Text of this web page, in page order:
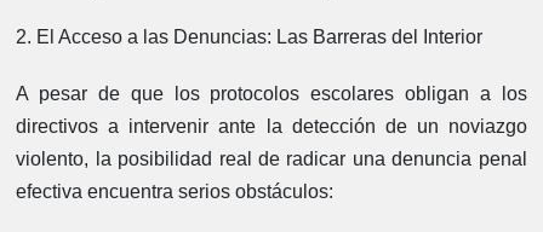
2. El Acceso a las Denuncias: Las Barreras del Interior
A pesar de que los protocolos escolares obligan a los
directivos a intervenir ante la detección de un noviazgo
violento, la posibilidad real de radicar una denuncia penal
efectiva encuentra serios obstáculos: